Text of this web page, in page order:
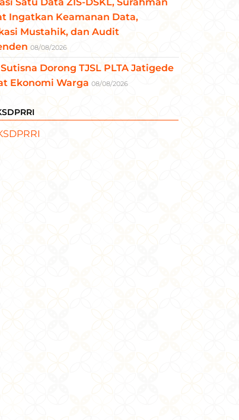
Ingatkan Keamanan Data,
Mustahik, dan Audit
08/08/2026
Dorong TJSL PLTA Jatigede
Ekonomi Warga 08/08/2026